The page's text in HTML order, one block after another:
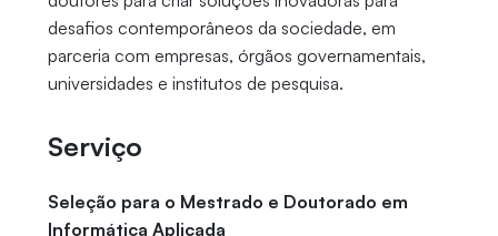
desafios contemporâneos da sociedade, em
parceria com empresas, órgãos governamentais,
universidades e institutos de pesquisa.
Serviço
Seleção para o Mestrado e Doutorado em
Informática Aplicada